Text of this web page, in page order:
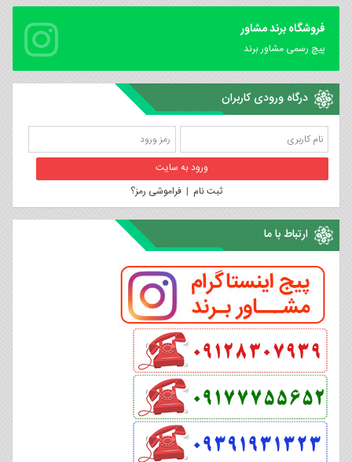
فروشگاه برند مشاور
پیچ رسمی مشاور برند
درگاه ورودی کاربران
ثبت نام |فراموشی رمز؟
ارتباط با ما